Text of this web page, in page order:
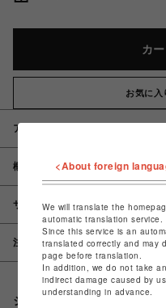
カ
お気に入
アイテム説明 / 素材
概要
サイズ
注意事項
シェアする
<About foreign
We will translate the
automatic translation service.
Since this service is an
translated correctly and may
page before translation.
In addition, we do not take
indirect damage caused by
understanding in advance.